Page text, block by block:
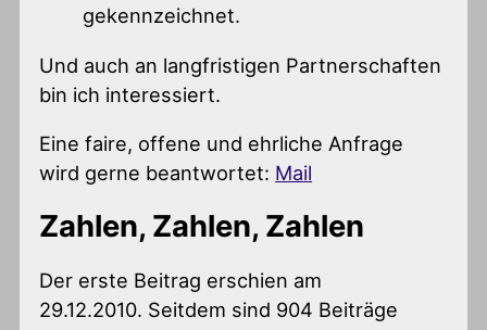
gekennzeichnet.
Und auch an langfristigen Partnerschaften
bin ich interessiert.
Eine faire, offene und ehrliche Anfrage
wird gerne beantwortet: Mail
Zahlen, Zahlen, Zahlen
Der erste Beitrag erschien am
29.12.2010. Seitdem sind 904 Beiträge